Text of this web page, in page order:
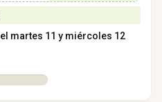
el martes 11 y miércoles 12